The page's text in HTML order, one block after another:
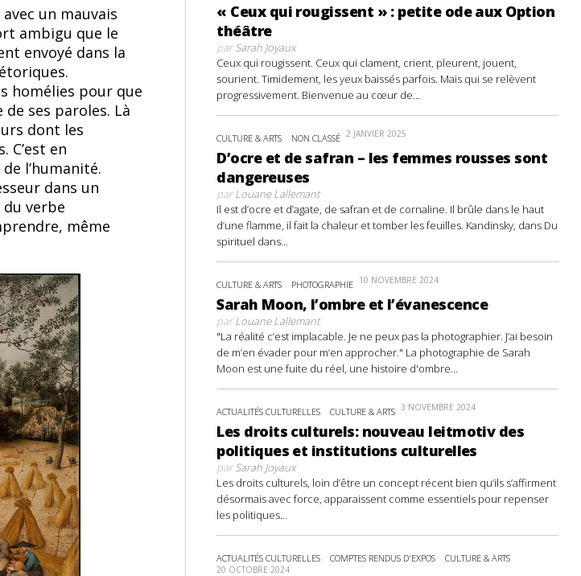
un mauvais
ambigu que le
envoyé dans la
homélies pour que
ses paroles. Là
dont les
C’est en
l’humanité.
dans un
verbe
même
« Ceux qui rougissent » : petite ode aux Option
théâtre
parSarah Joyaux
Ceux qui rougissent. Ceux qui clament, crient, pleurent, jouent,
sourient. Timidement, les yeux baissés parfois. Mais qui se relèvent
progressivement. Bienvenue au cœur de...
CULTURE & ARTS NON CLASSÉ 2 JANVIER 2025
D’ocre et de safran – les femmes rousses sont
dangereuses
parLouane Lallemant
Il est d’ocre et d’agate, de safran et de cornaline. Il brûle dans le haut
d’une flamme, il fait la chaleur et tomber les feuilles. Kandinsky, dans Du
spirituel dans...
CULTURE & ARTS PHOTOGRAPHIE 10 NOVEMBRE 2024
Sarah Moon, l’ombre et l’évanescence
parLouane Lallemant
"La réalité c’est implacable. Je ne peux pas la photographier. J’ai besoin
de m’en évader pour m’en approcher." La photographie de Sarah
Moon est une fuite du réel, une histoire d'ombre...
ACTUALITÉS CULTURELLES CULTURE & ARTS 3 NOVEMBRE 2024
Les droits culturels: nouveau leitmotiv des
politiques et institutions culturelles
parSarah Joyaux
Les droits culturels, loin d’être un concept récent bien qu’ils s’affirment
désormais avec force, apparaissent comme essentiels pour repenser
les politiques...
ACTUALITÉS CULTURELLES COMPTES RENDUS D'EXPOS CULTURE & ARTS
20 OCTOBRE 2024